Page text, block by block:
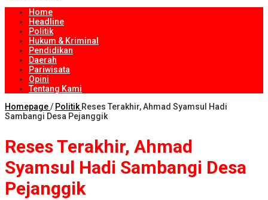
Home
Headline
Politik
Hukum & Kriminal
Pendidikan
Daerah
Pariwisata
Opini
Tentang Kami
Homepage/ Politik Reses Terakhir, Ahmad Syamsul Hadi
Sambangi Desa Pejanggik
Reses Terakhir, Ahmad
Syamsul Hadi Sambangi Desa
Pejanggik